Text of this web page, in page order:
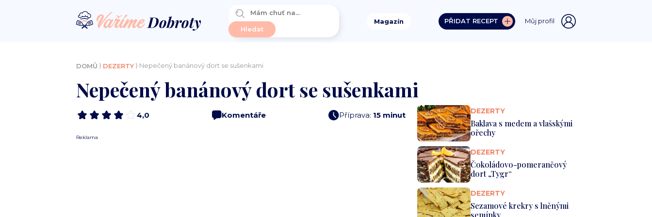
Magazín PŘIDAT RECEPT Můj profil
DOMŮ ⟩ DEZERTY⟩ Nepečený banánový dort se sušenkami
Nepečený banánový dort se sušenkami
4,0 Komentáře Příprava: 15 minut
Reklama
DEZERTY
Baklava s medem a vlašskými
ořechy
DEZERTY
Čokoládovo-pomerančový
dort „Tygr“
DEZERTY
Sezamové krekry s lněnými
semínky